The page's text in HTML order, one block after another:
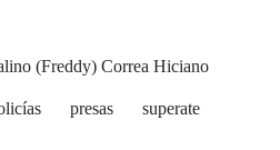
(Freddy) Correa Hiciano
presas superate